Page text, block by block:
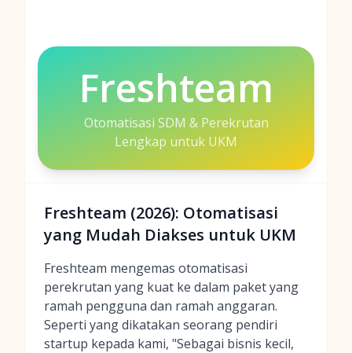
Freshteam
Otomatisasi SDM & Perekrutan
Lengkap untuk UKM
Freshteam (2026): Otomatisasi
yang Mudah Diakses untuk UKM
Freshteam mengemas otomatisasi
perekrutan yang kuat ke dalam paket yang
ramah pengguna dan ramah anggaran.
Seperti yang dikatakan seorang pendiri
startup kepada kami, "Sebagai bisnis kecil,